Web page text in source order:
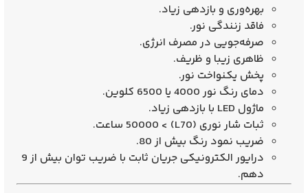
بهره‌وری و بازدهی زیاد.
فاقد زنندگی نور.
صرفه‌جویی در مصرف انرژی.
ظاهری زیبا و ظریف.
پخش یکنواخت نور.
دمای رنگ نور 4000 یا 6500 کلوین.
ماژول LED با بازدهی زیاد.
ثبات شار نوری (L70) > 50000 ساعت.
ضریب نمود رنگ بیش از 80.
درایور الکترونیکی جریان ثابت با ضریب توان بیش از 9
دهم.